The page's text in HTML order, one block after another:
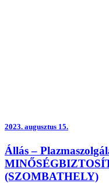
2023. augusztus 15.
Állás –
(SZOMBATHELY)